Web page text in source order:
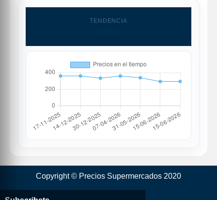
TENDENCIA
Copyright © Precios Supermercados 2020